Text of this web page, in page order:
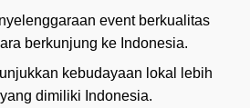
event berkualitas
berkunjung ke Indonesia.
kebudayaan lokal lebih
dimiliki Indonesia.